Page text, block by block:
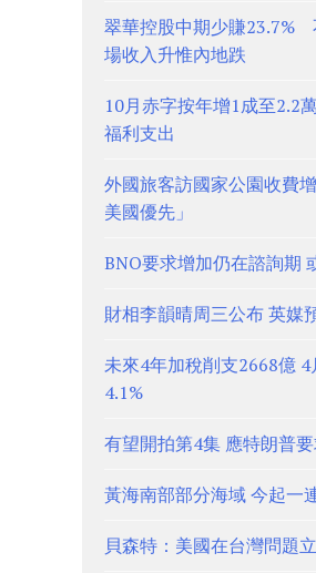
翠華控股中期少賺
場收入升惟內地跌
10月赤字按年增1成至2.2
福利支出
外國旅客訪國家公園收費
美國優先」
BNO要求增加仍在諮詢期
財相李韻晴周三公布 英媒
未來4年加稅削支2668億
4.1%
有望開拍第4集 應特朗普
黃海南部部分海域 今起一
貝森特：美國在台灣問題